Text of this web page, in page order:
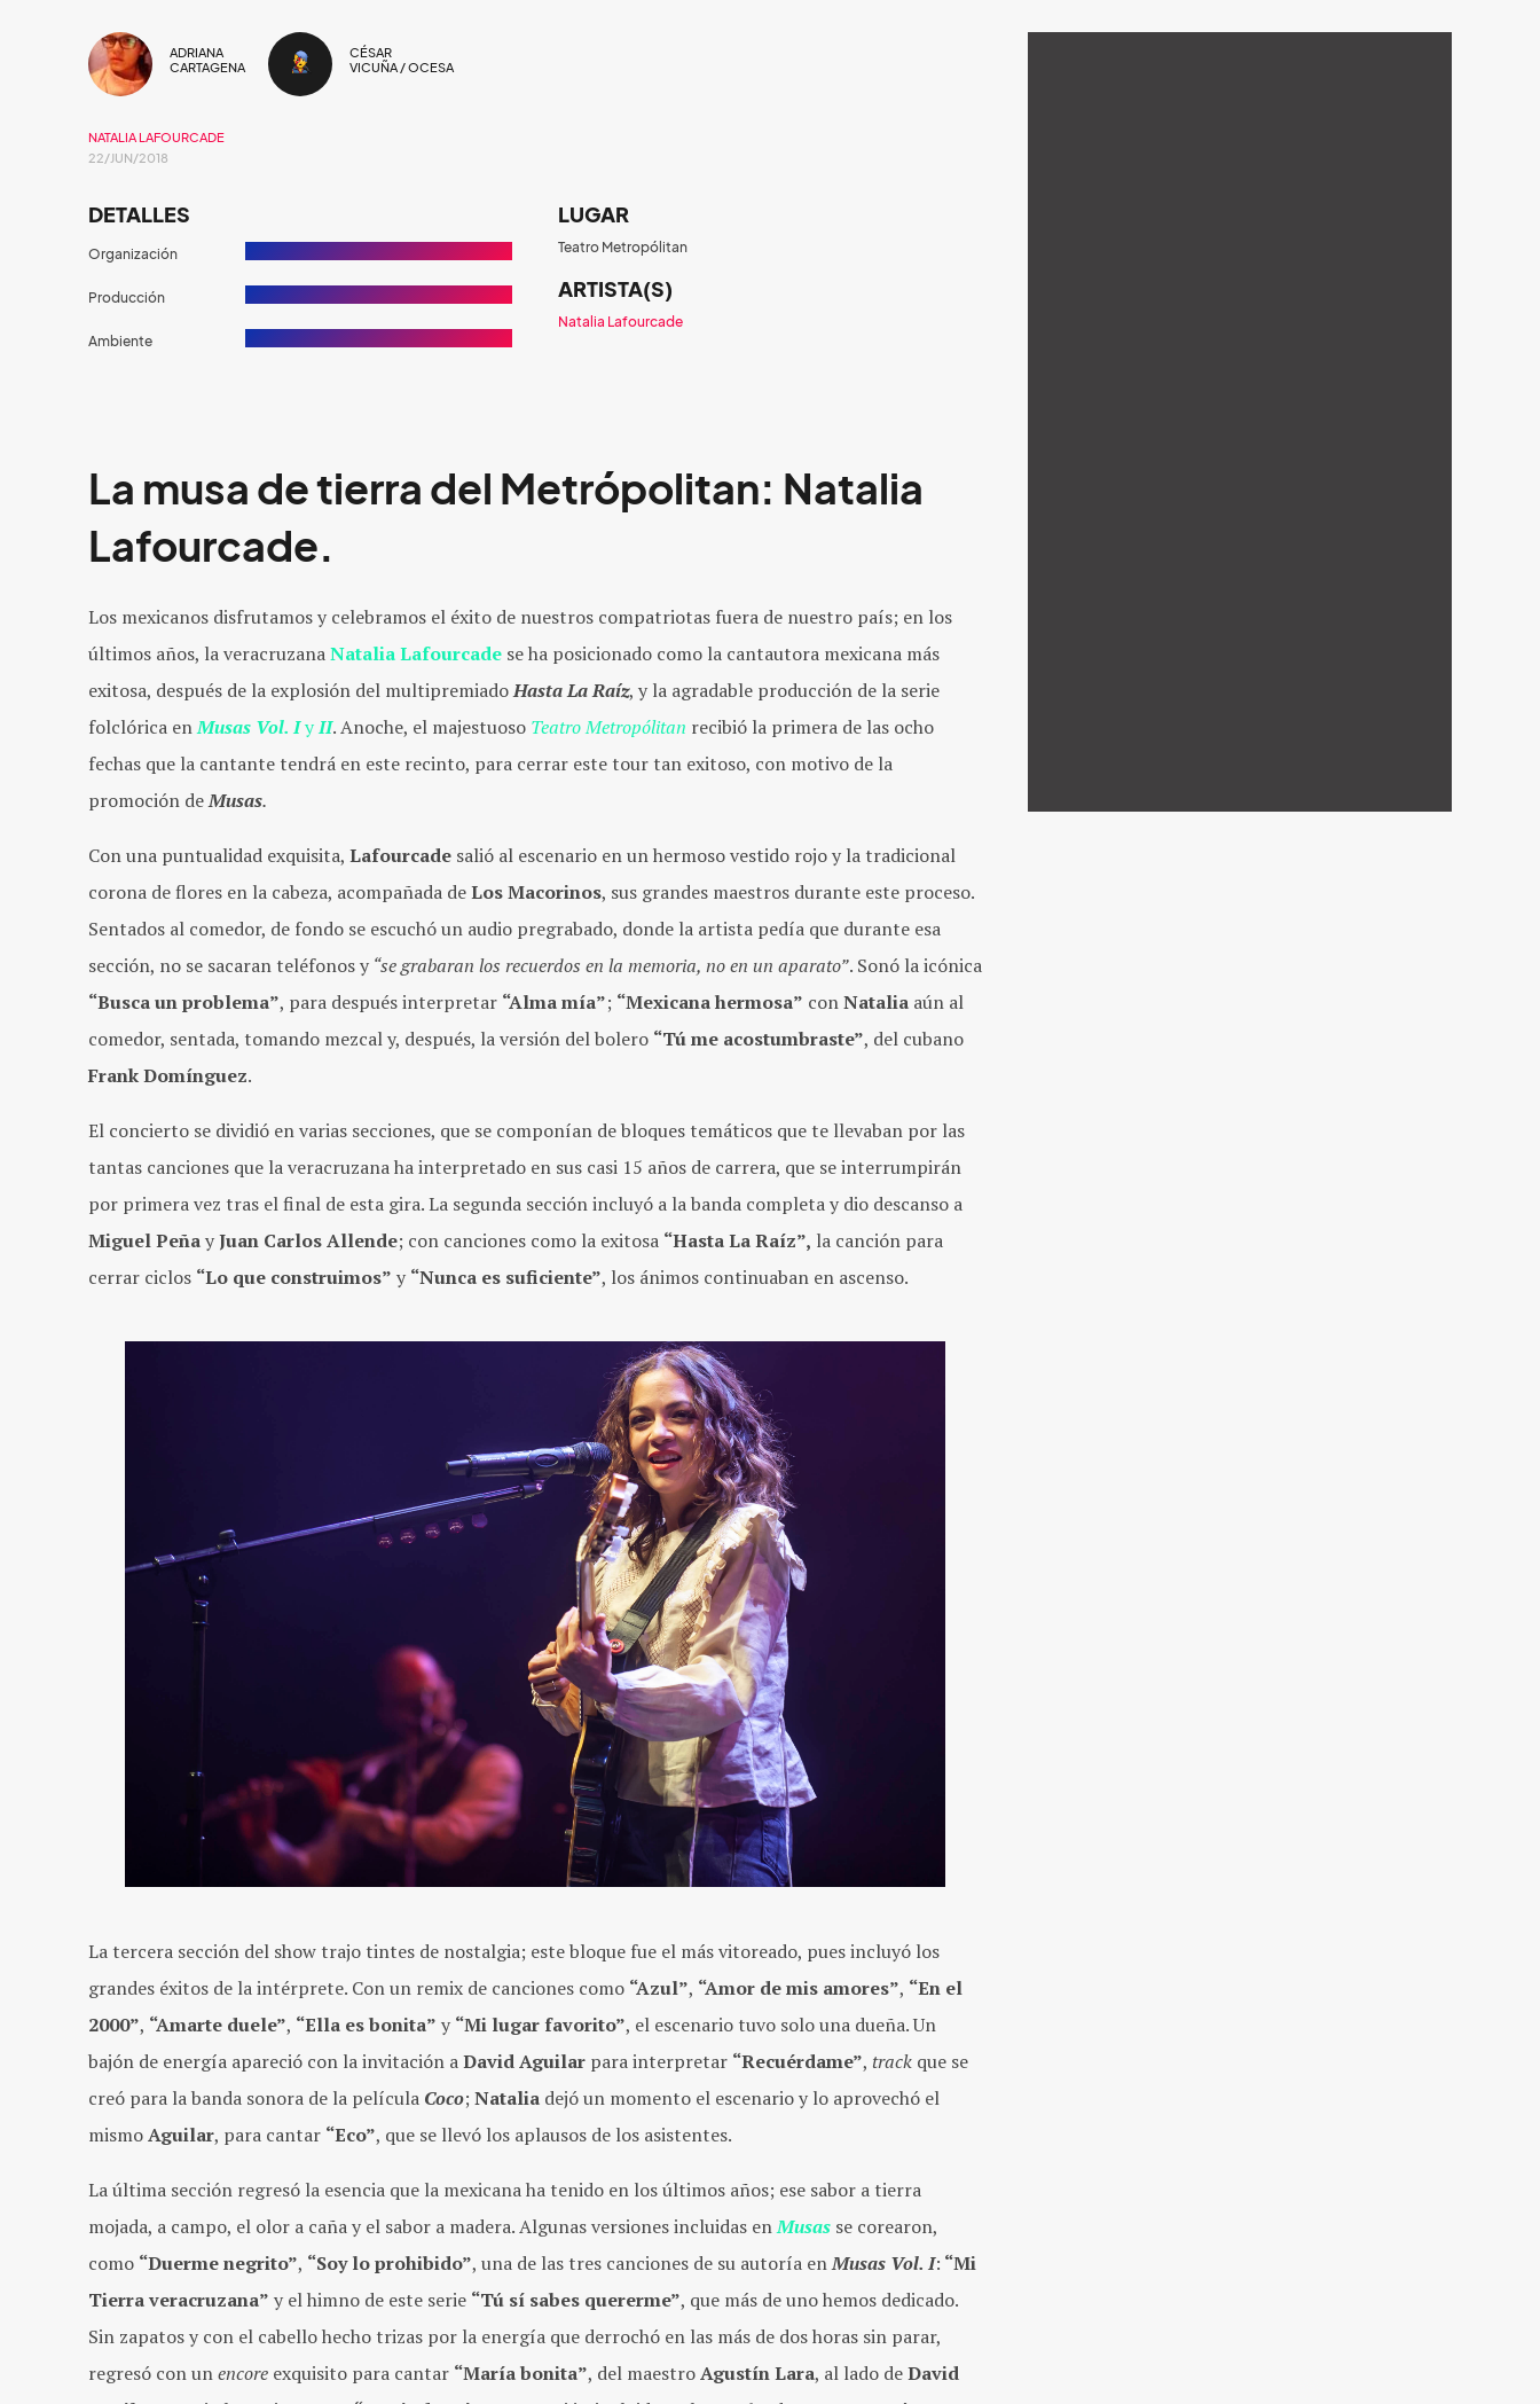
ADRIANA
CARTAGENA
CÉSAR
VICUÑA / OCESA
NATALIA LAFOURCADE
22/JUN/2018
DETALLES
Organización
Producción
Ambiente
LUGAR
Teatro Metropólitan
ARTISTA(S)
Natalia Lafourcade
La musa de tierra del Metrópolitan: Natalia
Lafourcade.
Los mexicanos disfrutamos y celebramos el éxito de nuestros compatriotas fuera de nuestro país; en los
últimos años, la veracruzanaNatalia Lafourcade se ha posicionado como la cantautora mexicana más
exitosa, después de la explosión del multipremiadoHasta La Raíz, y la agradable producción de la serie
folclórica enMusas Vol. IyII. Anoche, el majestuoso Teatro Metropólitan recibió la primera de las ocho
fechas que la cantante tendrá en este recinto, para cerrar este tour tan exitoso, con motivo de la
promoción deMusas.
Con una puntualidad exquisita, Lafourcade salió al escenario en un hermoso vestido rojo y la tradicional
corona de flores en la cabeza, acompañada deLos Macorinos, sus grandes maestros durante este proceso.
Sentados al comedor, de fondo se escuchó un audio pregrabado, donde la artista pedía que durante esa
sección, no se sacaran teléfonos y “se grabaran los recuerdos en la memoria, no en un aparato”. Sonó la icónica
“Busca un problema”, para después interpretar “Alma mía”; “Mexicana hermosa” conNatalia aún al
comedor, sentada, tomando mezcal y, después, la versión del bolero “Tú me acostumbraste”, del cubano
Frank Domínguez.
El concierto se dividió en varias secciones, que se componían de bloques temáticos que te llevaban por las
tantas canciones que la veracruzana ha interpretado en sus casi 15 años de carrera, que se interrumpirán
por primera vez tras el final de esta gira. La segunda sección incluyó a la banda completa y dio descanso a
Miguel PeñayJuan Carlos Allende; con canciones como la exitosa “Hasta La Raíz”, la canción para
cerrar ciclos “Lo que construimos” y “Nunca es suficiente”, los ánimos continuaban en ascenso.
La tercera sección del show trajo tintes de nostalgia; este bloque fue el más vitoreado, pues incluyó los
grandes éxitos de la intérprete. Con un remix de canciones como “Azul”, “Amor de mis amores”, “En el
2000”, “Amarte duele”, “Ella es bonita” y “Mi lugar favorito”, el escenario tuvo solo una dueña. Un
bajón de energía apareció con la invitación aDavid Aguilar para interpretar “Recuérdame”, track que se
creó para la banda sonora de la película Coco; Natalia dejó un momento el escenario y lo aprovechó el
mismoAguilar, para cantar “Eco”, que se llevó los aplausos de los asistentes.
La última sección regresó la esencia que la mexicana ha tenido en los últimos años; ese sabor a tierra
mojada, a campo, el olor a caña y el sabor a madera. Algunas versiones incluidas enMusas se corearon,
como “Duerme negrito”, “Soy lo prohibido”, una de las tres canciones de su autoría enMusas Vol. I: “Mi
Tierra veracruzana” y el himno de este serie “Tú sí sabes quererme”, que más de uno hemos dedicado.
Sin zapatos y con el cabello hecho trizas por la energía que derrochó en las más de dos horas sin parar,
regresó con unencore exquisito para cantar “María bonita”, del maestroAgustínLara, al lado deDavid